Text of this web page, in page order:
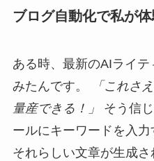
ブログ自動化で私が
ある時、最新のAIライ
みたんです。
「これさ
量産できる！」
そう信
ールにキーワードを入
それらしい文章が生成